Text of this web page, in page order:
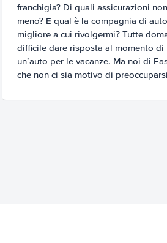
franchigia? Di quali assicurazioni
meno? E qual è la compagnia di
migliore a cui rivolgermi? Tutte
difficile dare risposta al momento di
un’auto per le vacanze. Ma noi di
che non ci sia motivo di preoccuparsi